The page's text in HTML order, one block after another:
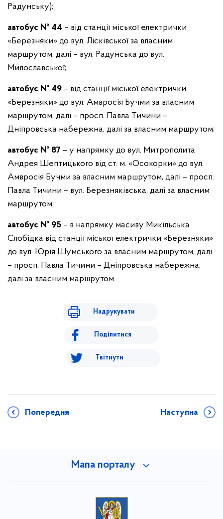
Радунську);
автобус № 44 – від станції міської електрички
«Березняки» до вул. Лісківської за власним
маршрутом, далі – вул. Радунська до вул.
Милославської;
автобус № 49 – від станції міської електрички
«Березняки» до вул. Амвросія Бучми за власним
маршрутом, далі – просп. Павла Тичини –
Дніпровська набережна, далі за власним маршрутом;
автобус № 87 – у напрямку до вул. Митрополита
Андрея Шептицького від ст. м. «Осокорки» до вул.
Амвросія Бучми за власним маршрутом, далі – просп.
Павла Тичини – вул. Березняківська, далі за власним
маршрутом;
автобус № 95 – в напрямку масиву Микільська
Слобідка від станції міської електрички «Березняки»
до вул. Юрія Шумського за власним маршрутом, далі
– просп. Павла Тичини – Дніпровська набережна,
далі за власним маршрутом.
Надрукувати
Поділитися
Твітнути
Попередня Наступна
Мапа порталу